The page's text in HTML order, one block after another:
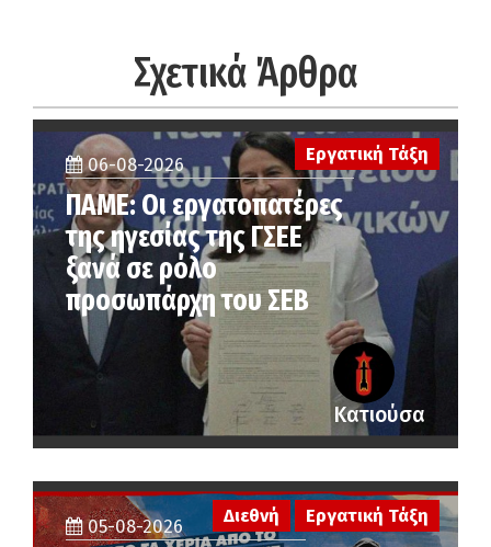
Σχετικά Άρθρα
Εργατική Τάξη
06-08-2026
ΠΑΜΕ: Οι εργατοπατέρες
της ηγεσίας της ΓΣΕΕ
ξανά σε ρόλο
προσωπάρχη του ΣΕΒ
Κατιούσα
05-08-2026
Διεθνή Εργατική Τάξη